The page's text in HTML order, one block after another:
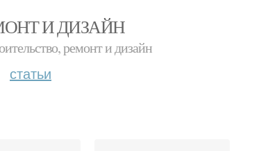
И ДИЗАЙН
ремонт и дизайн
статьи